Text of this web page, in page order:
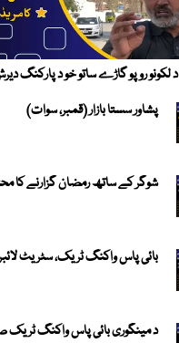
د لکونو روپو گاڑے ساتو خو د پارکنگ
پشاور سستا بازار (قمبر، سوات)
شوگر کے ساتھ رمضان گزارنے کا
بائی پاس واکنگ ٹریک، سٹریٹ
د مینگوری بائی پاس واکنگ ٹریک